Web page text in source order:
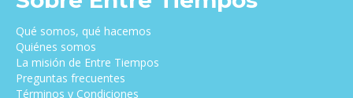
Qué somos, qué hacemos
Quiénes somos
La misión de Entre Tiempos
Preguntas frecuentes
Términos y Condiciones